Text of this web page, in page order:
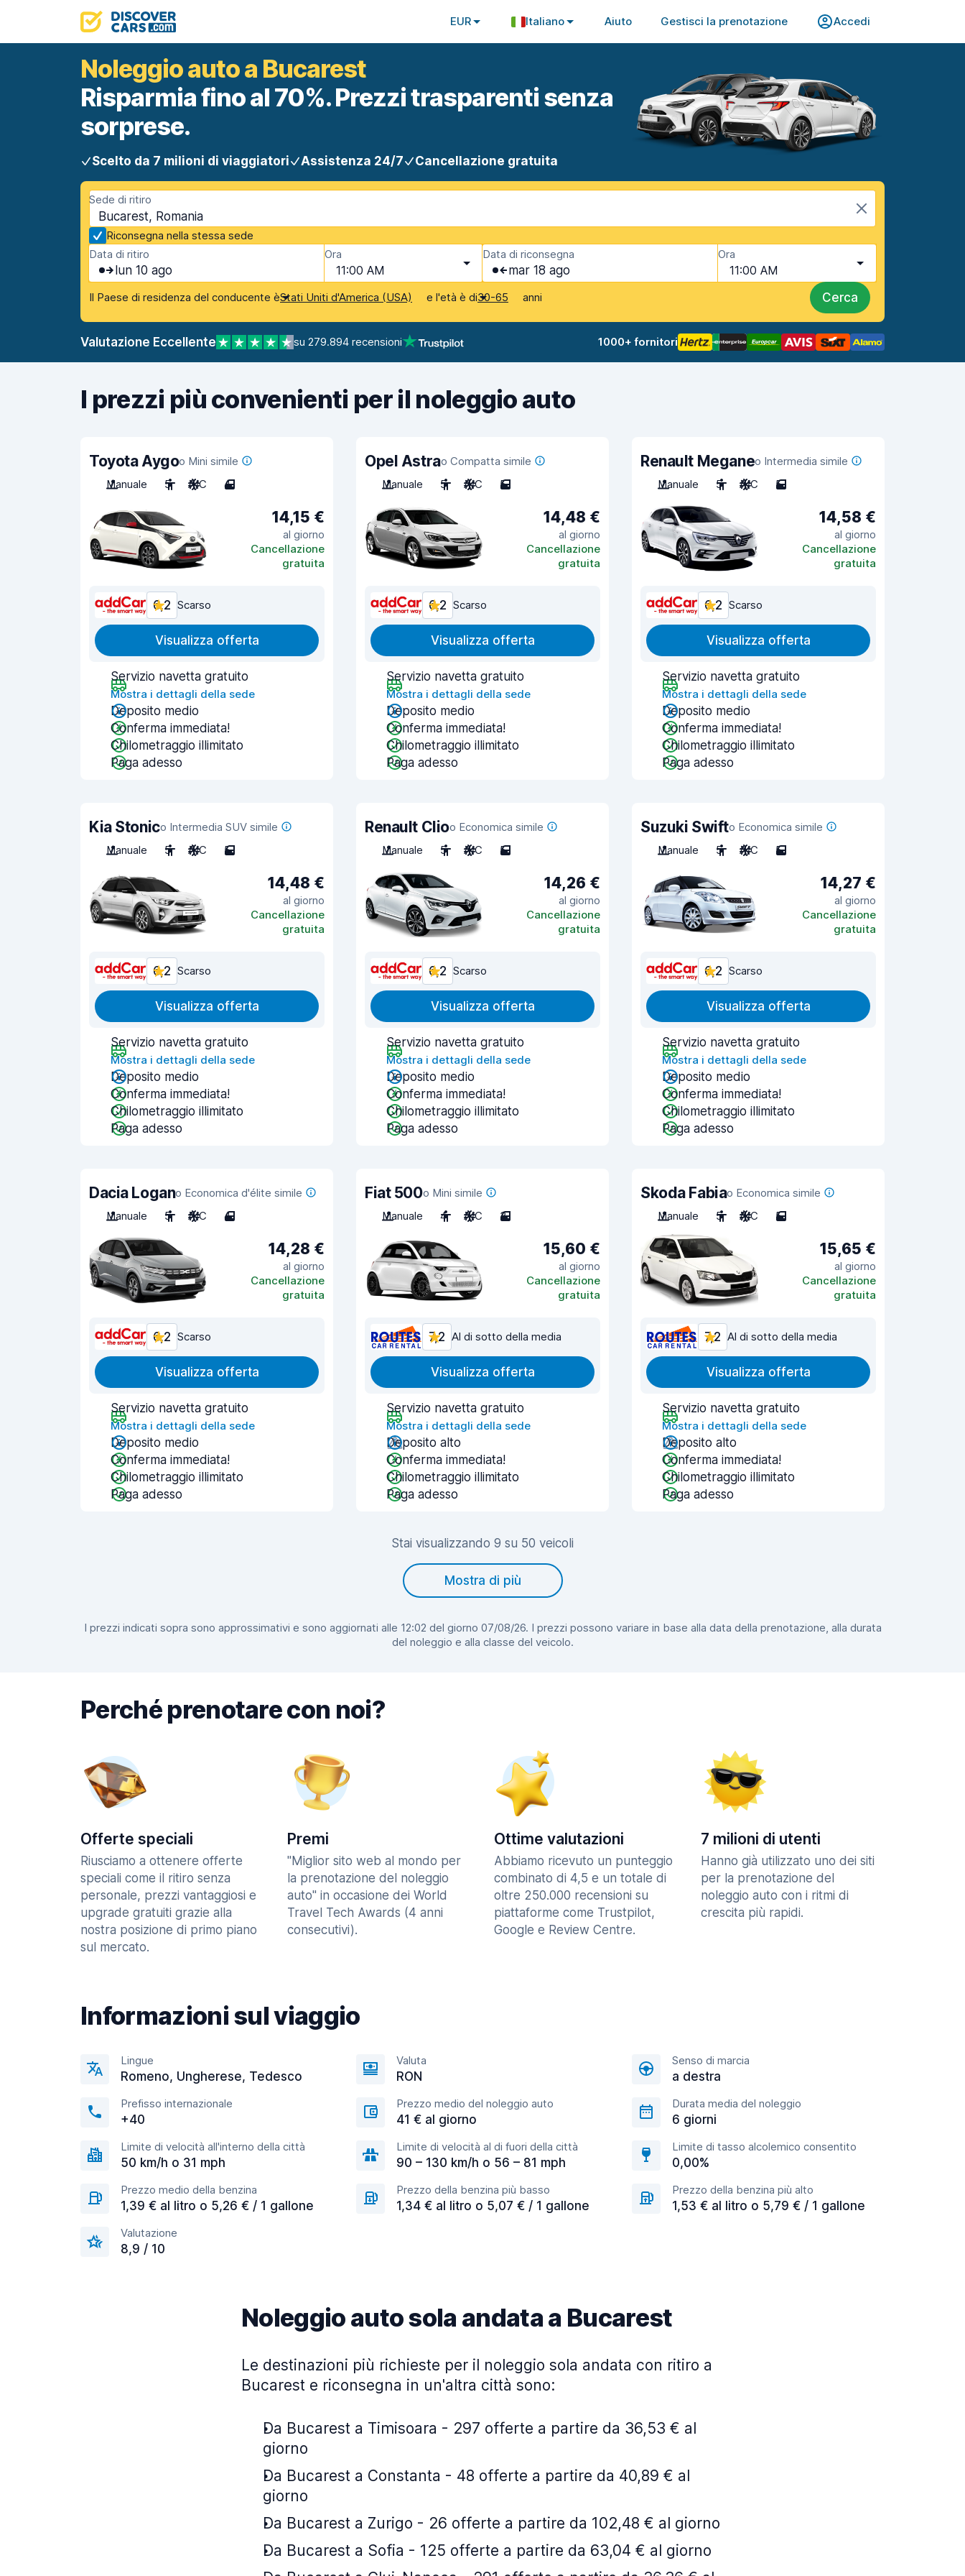
EUR Italiano Aiuto Gestisci la prenotazione Accedi
Noleggio auto a Bucarest
Risparmia fino al 70%. Prezzi trasparenti senza
sorprese.
Scelto da 7 milioni di viaggiatori Assistenza 24/7 Cancellazione gratuita
Sede di ritiro
Bucarest, Romania
Riconsegna nella stessa sede
Data di ritiro
lun 10 ago
Ora
11:00 AM
Data di riconsegna
mar 18 ago
Ora
11:00 AM
Il Paese di residenza del conducente èStati Uniti d'America (USA) e l'età è di30-65 anni Cerca
Valutazione Eccellente su 279.894 recensioni 1000+ fornitori
I prezzi più convenienti per il noleggio auto
Toyota Aygoo Mini simile
Manuale
5 A/C 4
14,15 €
al giorno
Cancellazione
gratuita
6,2 Scarso
Visualizza offerta
Servizio navetta gratuito
Mostra i dettagli della sede
Deposito medio
Conferma immediata!
Chilometraggio illimitato
Paga adesso
Opel Astrao Compatta simile
Manuale
5 A/C 5
14,48 €
al giorno
Cancellazione
gratuita
6,2 Scarso
Visualizza offerta
Servizio navetta gratuito
Mostra i dettagli della sede
Deposito medio
Conferma immediata!
Chilometraggio illimitato
Paga adesso
Renault Meganeo Intermedia simile
Manuale
5 A/C 5
14,58 €
al giorno
Cancellazione
gratuita
6,2 Scarso
Visualizza offerta
Servizio navetta gratuito
Mostra i dettagli della sede
Deposito medio
Conferma immediata!
Chilometraggio illimitato
Paga adesso
Kia Stonico Intermedia SUV simile
Manuale
5 A/C 5
14,48 €
al giorno
Cancellazione
gratuita
6,2 Scarso
Visualizza offerta
Servizio navetta gratuito
Mostra i dettagli della sede
Deposito medio
Conferma immediata!
Chilometraggio illimitato
Paga adesso
Renault Clioo Economica simile
Manuale
5 A/C 5
14,26 €
al giorno
Cancellazione
gratuita
6,2 Scarso
Visualizza offerta
Servizio navetta gratuito
Mostra i dettagli della sede
Deposito medio
Conferma immediata!
Chilometraggio illimitato
Paga adesso
Suzuki Swifto Economica simile
Manuale
5 A/C 5
14,27 €
al giorno
Cancellazione
gratuita
6,2 Scarso
Visualizza offerta
Servizio navetta gratuito
Mostra i dettagli della sede
Deposito medio
Conferma immediata!
Chilometraggio illimitato
Paga adesso
Dacia Logano Economica d'élite simile
Manuale
5 A/C 4
14,28 €
al giorno
Cancellazione
gratuita
6,2 Scarso
Visualizza offerta
Servizio navetta gratuito
Mostra i dettagli della sede
Deposito medio
Conferma immediata!
Chilometraggio illimitato
Paga adesso
Fiat 500o Mini simile
Manuale
4 A/C 3
15,60 €
al giorno
Cancellazione
gratuita
7,2 Al di sotto della media
Visualizza offerta
Servizio navetta gratuito
Mostra i dettagli della sede
Deposito alto
Conferma immediata!
Chilometraggio illimitato
Paga adesso
Skoda Fabiao Economica simile
Manuale
5 A/C 5
15,65 €
al giorno
Cancellazione
gratuita
7,2 Al di sotto della media
Visualizza offerta
Servizio navetta gratuito
Mostra i dettagli della sede
Deposito alto
Conferma immediata!
Chilometraggio illimitato
Paga adesso
Stai visualizzando 9 su 50 veicoli
Mostra di più
I prezzi indicati sopra sono approssimativi e sono aggiornati alle 12:02 del giorno 07/08/26. I prezzi possono variare in base alla data della prenotazione, alla durata
del noleggio e alla classe del veicolo.
Perché prenotare con noi?
Offerte speciali
Riusciamo a ottenere offerte
speciali come il ritiro senza
personale, prezzi vantaggiosi e
upgrade gratuiti grazie alla
nostra posizione di primo piano
sul mercato.
Premi
"Miglior sito web al mondo per
la prenotazione del noleggio
auto" in occasione dei World
Travel Tech Awards (4 anni
consecutivi).
Ottime valutazioni
Abbiamo ricevuto un punteggio
combinato di 4,5 e un totale di
oltre 250.000 recensioni su
piattaforme come Trustpilot,
Google e Review Centre.
7 milioni di utenti
Hanno già utilizzato uno dei siti
per la prenotazione del
noleggio auto con i ritmi di
crescita più rapidi.
Informazioni sul viaggio
Lingue
Romeno, Ungherese, Tedesco
Valuta
RON
Senso di marcia
a destra
Prefisso internazionale
+40
Prezzo medio del noleggio auto
41 € al giorno
Durata media del noleggio
6 giorni
Limite di velocità all'interno della città
50 km/h o 31 mph
Limite di velocità al di fuori della città
90 – 130 km/h o 56 – 81 mph
Limite di tasso alcolemico consentito
0,00%
Prezzo medio della benzina
1,39 € al litro o 5,26 € / 1 gallone
Prezzo della benzina più basso
1,34 € al litro o 5,07 € / 1 gallone
Prezzo della benzina più alto
1,53 € al litro o 5,79 € / 1 gallone
Valutazione
8,9 / 10
Noleggio auto sola andata a Bucarest
Le destinazioni più richieste per il noleggio sola andata con ritiro a
Bucarest e riconsegna in un'altra città sono:
Da Bucarest a Timisoara - 297 offerte a partire da 36,53 € al
giorno
Da Bucarest a Constanta - 48 offerte a partire da 40,89 € al
giorno
Da Bucarest a Zurigo - 26 offerte a partire da 102,48 € al giorno
Da Bucarest a Sofia - 125 offerte a partire da 63,04 € al giorno